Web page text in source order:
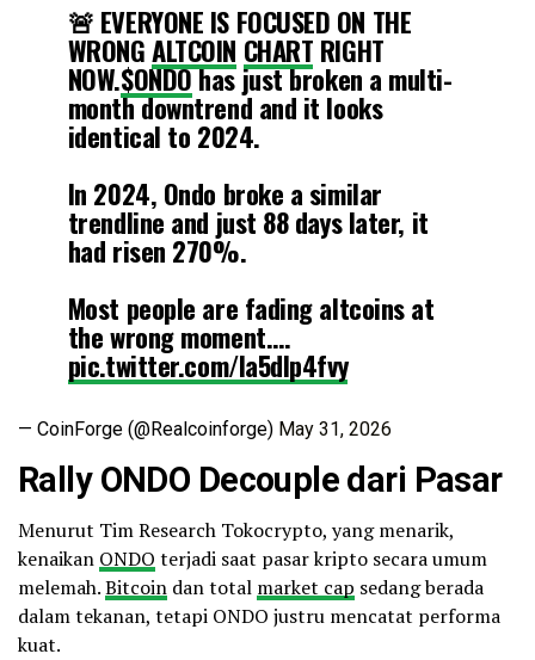
🚨 EVERYONE IS FOCUSED ON THE
WRONGALTCOIN CHART RIGHT
NOW.$ONDOhas just broken a multi-
month downtrend and it looks
identical to 2024.
In 2024, Ondo broke a similar
trendline and just 88 days later, it
had risen 270%.
Most people are fading altcoins at
the wrong moment.…
pic.twitter.com/Ia5dlp4fvy
— CoinForge (@Realcoinforge) May 31, 2026
Rally ONDO Decouple dari Pasar
Menurut Tim Research Tokocrypto, yang menarik,
kenaikan ONDO terjadi saat pasar kripto secara umum
melemah.Bitcoin dan total market cap sedang berada
dalam tekanan, tetapi ONDO justru mencatat performa
kuat.